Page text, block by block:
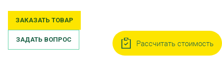
ЗАКАЗАТЬ ТОВАР
ЗАДАТЬ ВОПРОС Рассчитать стоимость